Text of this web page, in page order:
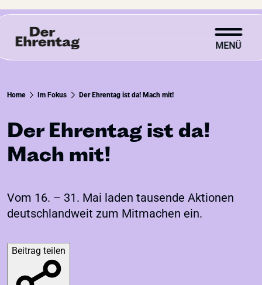
MENÜ
Über den Ehrentag
Ehrentag unterstützen
Zum Newsletter anmelden
Home Im Fokus Der Ehrentag ist da! Mach mit!
Der Ehrentag ist da!
Mach mit!
Vom 16. – 31. Mai laden tausende Aktionen
deutschlandweit zum Mitmachen ein.
Beitrag teilen